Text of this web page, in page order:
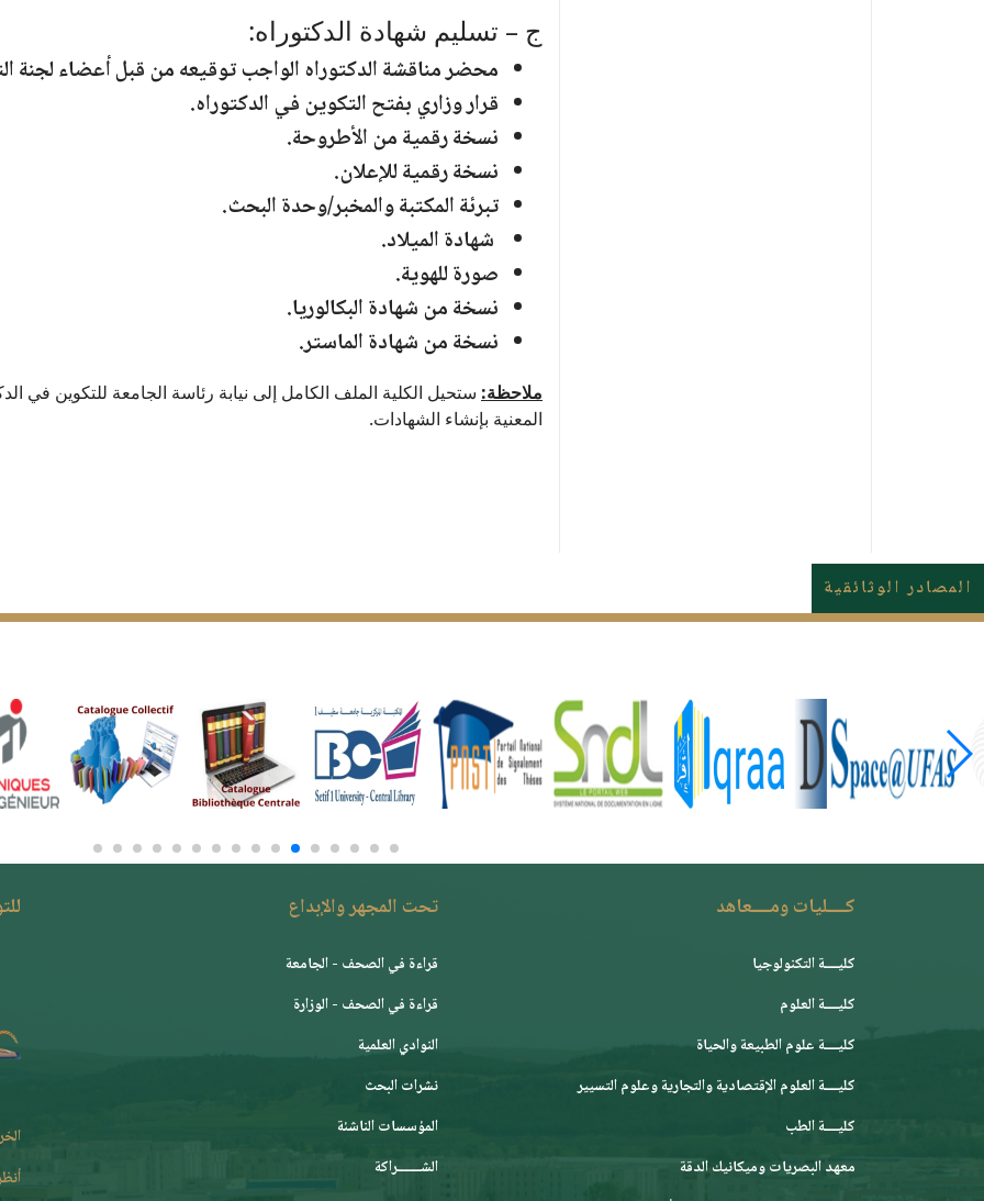
ج – تسليم شهادة الدكتوراه:
محضر مناقشة الدكتوراه الواجب توقيعه من قبل أعضاء لجنة
قرار وزاري بفتح التكوين في الدكتوراه.
نسخة رقمية من الأطروحة.
نسخة رقمية للإعلان.
تبرئة المكتبة والمخبر/وحدة البحث.
شهادة الميلاد.
صورة للهوية.
نسخة من شهادة البكالوريا.
نسخة من شهادة الماستر.
ملاحظة: ستحيل الكلية الملف الكامل إلى نيابة رئاسة الجامعة للتكوين في
المعنية بإنشاء الشهادات.
المصادر الوثائقية
كــــليات ومــــعاهد
كليــــة التكنولوجيا
كليــــة العلوم
كليــــة علوم الطبيعة والحياة
كليــــة العلوم الإقتصادية والتجارية وعلوم التسيير
كليــــة الطب
معهد البصريات وميكانيك الدقة
تحت المجهر والإبداع
قراءة في الصحف - الجامعة
قراءة في الصحف - الوزارة
النوادي العلمية
نشرات البحث
المؤسسات الناشئة
الشـــــــراكة